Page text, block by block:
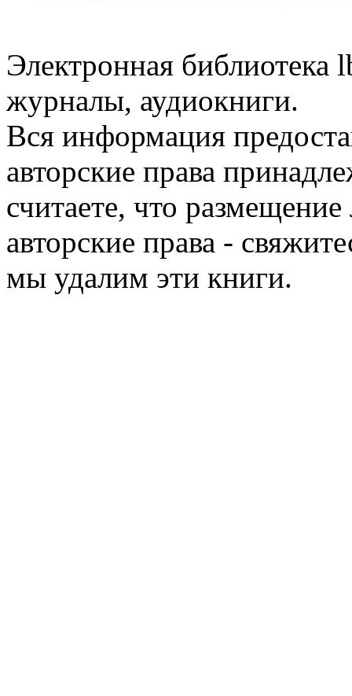
Электронная библиотека
журналы, аудиокниги.
Вся информация
авторские права
считаете, что
авторские права -
мы удалим эти книги.